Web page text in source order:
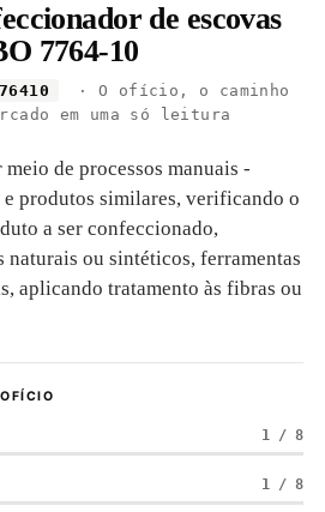
de escovas
7764-10
· O ofício, o caminho
em uma só leitura
de processos manuais -
e produtos similares, verificando o
a ser confeccionado,
naturais ou sintéticos, ferramentas
aplicando tratamento às fibras ou
1 / 8
1 / 8